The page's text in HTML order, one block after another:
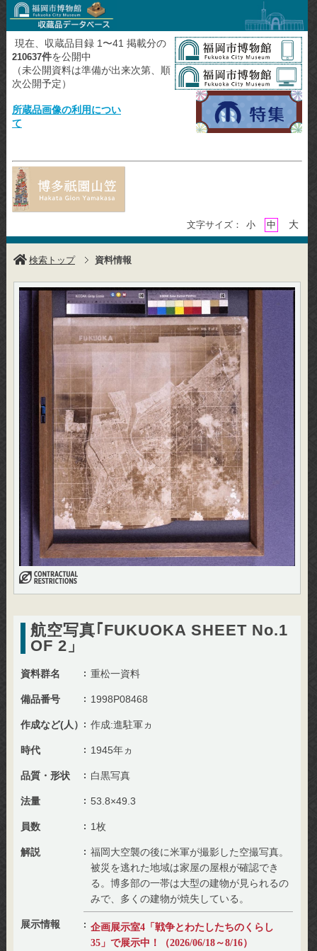
現在、収蔵品目録 1〜41 掲載分の
210637件を公開中
（未公開資料は準備が出来次第、順
次公開予定）
所蔵品画像の利用につい
て
文字サイズ： 小 中 大
検索トップ 資料情報
航空写真｢FUKUOKA SHEET No.1
OF 2」
資料群名 重松一資料
備品番号 1998P08468
作成など(人） 作成:進駐軍ヵ
時代 1945年ヵ
品質・形状 白黒写真
法量 53.8×49.3
員数 1枚
解説
福岡大空襲の後に米軍が撮影した空撮写真。
被災を逃れた地域は家屋の屋根が確認でき
る。博多部の一帯は大型の建物が見られるの
みで、多くの建物が焼失している。
展示情報
企画展示室4「戦争とわたしたちのくらし
35」で展示中！（2026/06/18～8/16）